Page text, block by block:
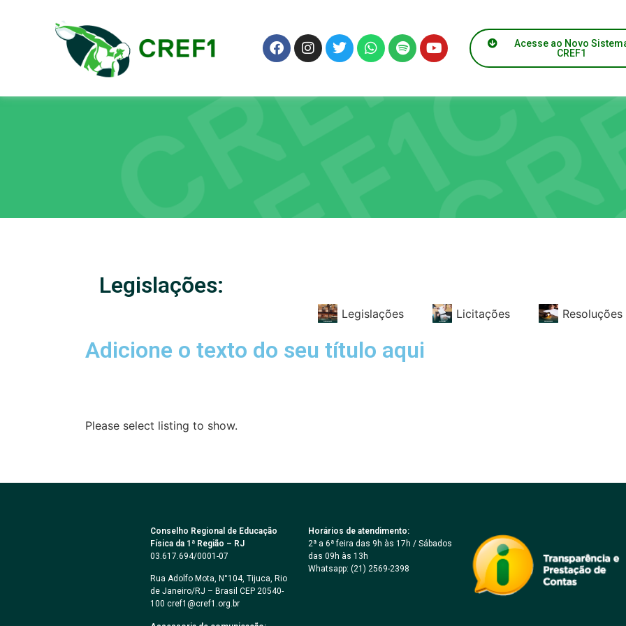
Acesse ao Novo
CREF1
Rascunho automático
Legislações:
Legislações Licitações Resoluções
Adicione o texto do seu título aqui
Please select listing to show.
Conselho Regional de Educação
Física da 1ª Região – RJ
03.617.694/0001-07
Rua Adolfo Mota, N°104, Tijuca, Rio
de Janeiro/RJ – Brasil CEP 20540-
100 cref1@cref1.org.br
Horários de atendimento:
2ª a 6ª feira das 9h às 17h / Sábados
das 09h às 13h
Whatsapp: (21) 2569-2398